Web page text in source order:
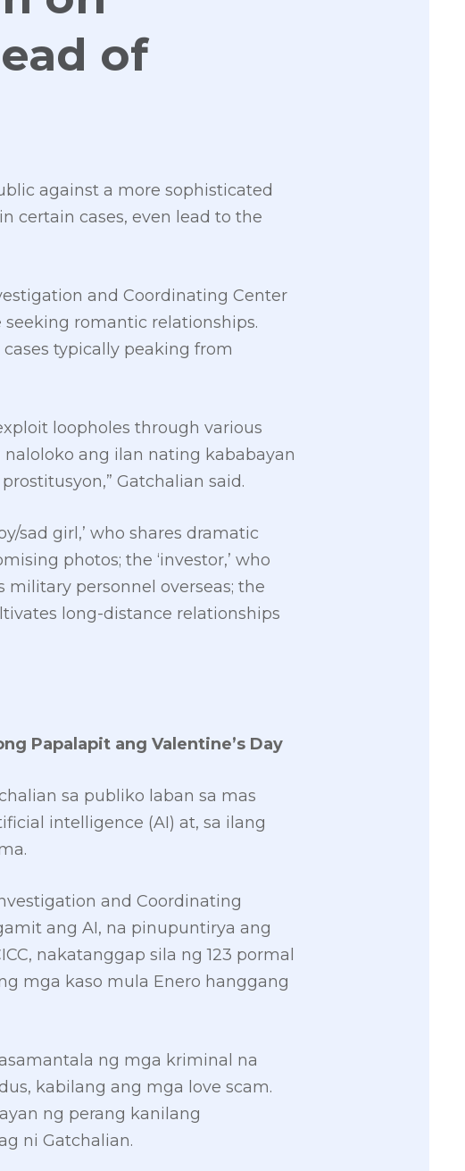
of
against a more sophisticated
certain cases, even lead to the
and Coordinating Center
romantic relationships.
typically peaking from
loopholes through various
ang ilan nating kababayan
Gatchalian said.
sad girl,’ who shares dramatic
photos; the ‘investor,’ who
military personnel overseas; the
long-distance relationships
Papalapit ang Valentine’s Day
sa publiko laban sa mas
intelligence (AI) at, sa ilang
and Coordinating
ang AI, na pinupuntirya ang
nakatanggap sila ng 123 pormal
mga kaso mula Enero hanggang
ng mga kriminal na
kabilang ang mga love scam.
ng perang kanilang
ni Gatchalian.